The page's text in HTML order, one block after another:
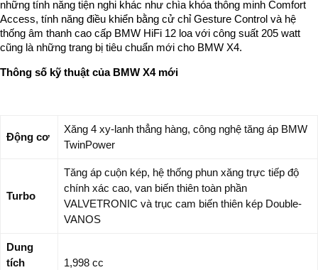
những tính năng tiện nghi khác như chìa khóa thông minh Comfort
Access, tính năng điều khiển bằng cử chỉ Gesture Control và hệ
thống âm thanh cao cấp BMW HiFi 12 loa với công suất 205 watt
cũng là những trang bị tiêu chuẩn mới cho BMW X4.
Thông số kỹ thuật của BMW X4 mới
Động cơ
Xăng 4 xy-lanh thẳng hàng, công nghệ tăng áp BMW
TwinPower
Turbo
Tăng áp cuộn kép, hệ thống phun xăng trực tiếp độ
chính xác cao, van biến thiên toàn phần
VALVETRONIC và trục cam biến thiên kép Double-
VANOS
Dung
tích
1,998 cc